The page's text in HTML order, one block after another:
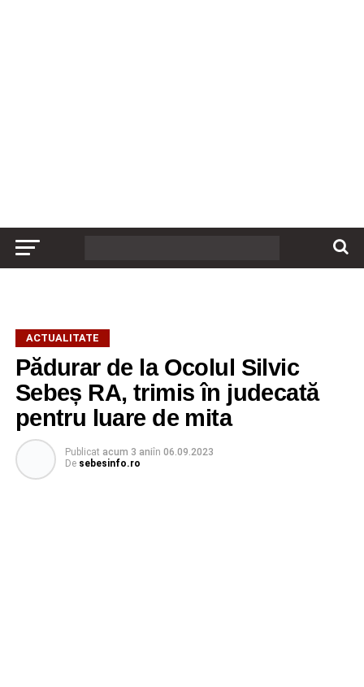
ACTUALITATE
Pădurar de la Ocolul Silvic
Sebeș RA, trimis în judecată
pentru luare de mita
Publicat acum 3 aniîn 06.09.2023
De sebesinfo.ro